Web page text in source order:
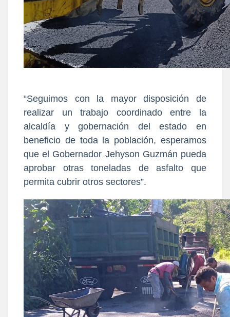
“Seguimos con la mayor disposición de
realizar un trabajo coordinado entre la
alcaldía y gobernación del estado en
beneficio de toda la población, esperamos
que el Gobernador Jehyson Guzmán pueda
aprobar otras toneladas de asfalto que
permita cubrir otros sectores”.